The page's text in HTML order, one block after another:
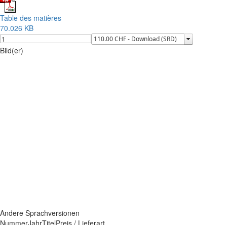
Table des matières
70.026 KB
Bild(er)
Andere Sprachversionen
NummerJahrTitelPreis / Lieferart